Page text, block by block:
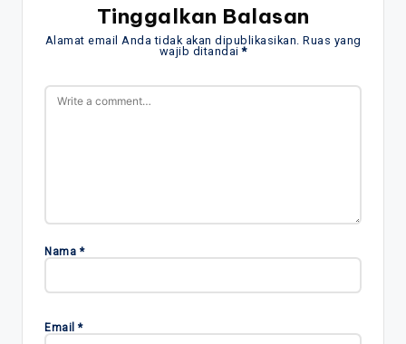
Tinggalkan Balasan
Alamat email Anda tidak akan dipublikasikan. Ruas yang
wajib ditandai*
Nama *
Email *